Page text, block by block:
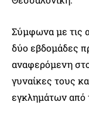
Σύμφωνα με τις
δύο εβδομάδες
αναφερόμενη
γυναίκες τους
εγκλημάτων από